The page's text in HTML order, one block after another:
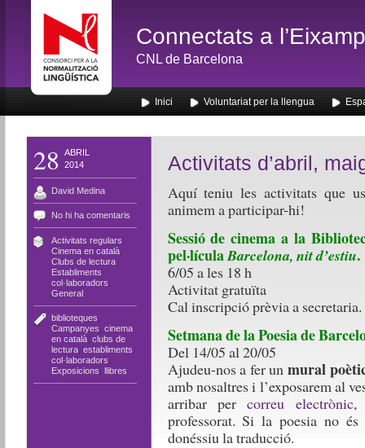
Connectats a
CNL de Barcelona
Inici Voluntariat per la llengua
28
ABRIL
2014
David Medina
No hi ha comentaris
Activitats regulars
Cinema en català,
Clubs de lectura,
Establiments
col·laboradors
General
biblioteques
Campanyes cinema
en català, clubs de
lectura, establiments
col·laboradors
Exposicions llibres
Activitats d’abril,
Aquí teniu les activitats que
animem a participar-hi!
Sessió de cinema a la
pel·lículaBarcelona, nit d’estiu.
6/05 a les 18 h
Activitat gratuïta
Cal inscripció prèvia a secretaria.
Setmana de la Poesia de
Del 14/05 al 20/05
Ajudeu-nos a fer un mural
amb nosaltres i l’exposarem al
arribar percorreu electrònic,
professorat. Si la poesia no
donéssiu la traducció.